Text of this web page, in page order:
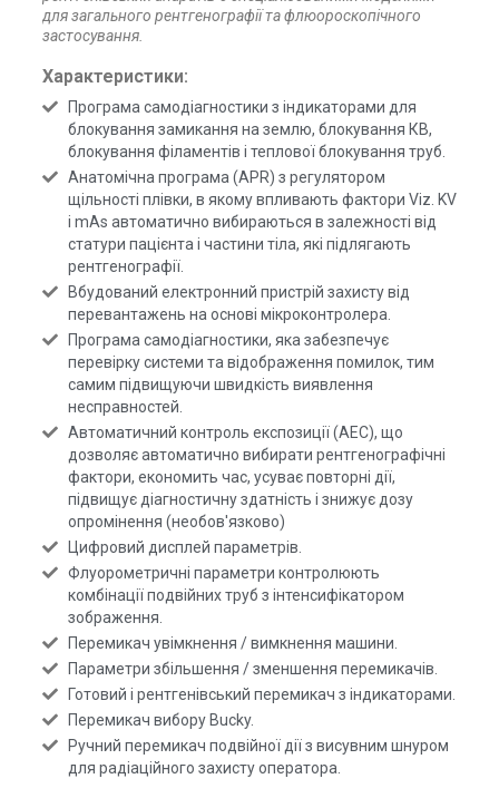
для загального рентгенографії та флюороскопічного
застосування.
Характеристики:
Програма самодіагностики з індикаторами для
блокування замикання на землю, блокування КВ,
блокування філаментів і теплової блокування труб.
Анатомічна програма (APR) з регулятором
щільності плівки, в якому впливають фактори Viz. KV
і mAs автоматично вибираються в залежності від
статури пацієнта і частини тіла, які підлягають
рентгенографії.
Вбудований електронний пристрій захисту від
перевантажень на основі мікроконтролера.
Програма самодіагностики, яка забезпечує
перевірку системи та відображення помилок, тим
самим підвищуючи швидкість виявлення
несправностей.
Автоматичний контроль експозиції (AEC), що
дозволяє автоматично вибирати рентгенографічні
фактори, економить час, усуває повторні дії,
підвищує діагностичну здатність і знижує дозу
опромінення (необов'язково)
Цифровий дисплей параметрів.
Флуорометричні параметри контролюють
комбінації подвійних труб з інтенсифікатором
зображення.
Перемикач увімкнення / вимкнення машини.
Параметри збільшення / зменшення перемикачів.
Готовий і рентгенівський перемикач з індикаторами.
Перемикач вибору Bucky.
Ручний перемикач подвійної дії з висувним шнуром
для радіаційного захисту оператора.